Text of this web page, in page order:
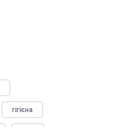
гігієна